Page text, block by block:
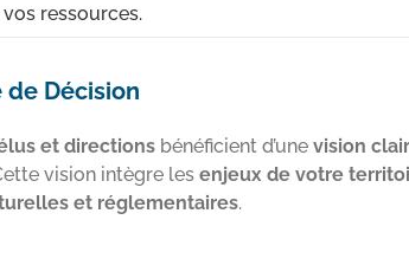
ressources.
de Décision
et directionsbénéficient d’une vision
vision intègre les enjeux de votre
et réglementaires.